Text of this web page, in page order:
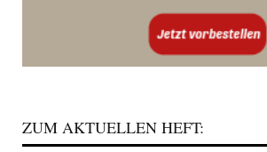
ZUM AKTUELLEN HEFT: